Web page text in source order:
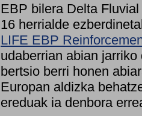
EBP bilera Delta
16 herrialde
LIFE EBP
udaberrian abian
bertsio berri honen
Europan aldizka
ereduak ia denbora